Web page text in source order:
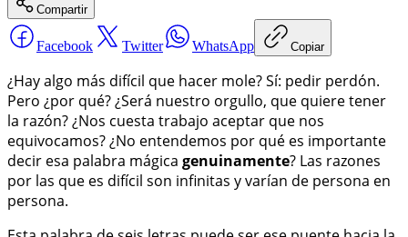
Compartir
Facebook Twitter WhatsApp Copiar
¿Hay algo más difícil que hacer mole? Sí: pedir perdón.
Pero ¿por qué? ¿Será nuestro orgullo, que quiere tener
la razón? ¿Nos cuesta trabajo aceptar que nos
equivocamos? ¿No entendemos por qué es importante
decir esa palabra mágica genuinamente? Las razones
por las que es difícil son infinitas y varían de persona en
persona.